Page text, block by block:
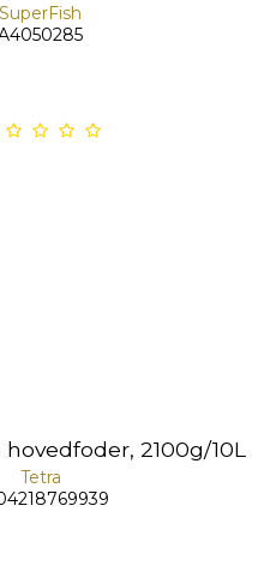
SuperFish
2100g/10L
Tetra